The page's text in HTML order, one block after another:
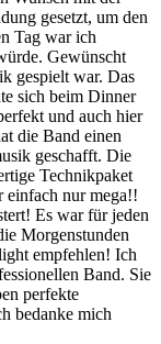
gesetzt, um den
Tag war ich
Gewünscht
gespielt war. Das
sich beim Dinner
und auch hier
die Band einen
geschafft. Die
Technikpaket
einfach nur mega!!
Es war für jeden
Morgenstunden
empfehlen! Ich
Band. Sie
perfekte
bedanke mich